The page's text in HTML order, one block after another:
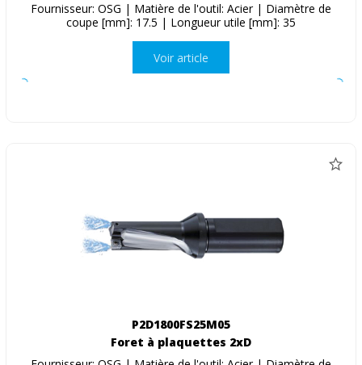
Fournisseur: OSG | Matière de l'outil: Acier | Diamètre de
coupe [mm]: 17.5 | Longueur utile [mm]: 35
Voir article
P2D1800FS25M05
Foret à plaquettes 2xD